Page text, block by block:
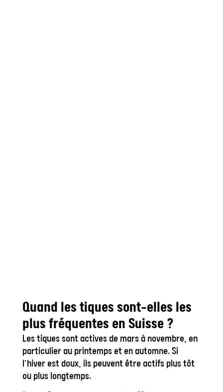
Quand les tiques sont-elles les
plus fréquentes en Suisse ?
Les tiques sont actives de mars à novembre, en
particulier au printemps et en automne. Si
l’hiver est doux, ils peuvent être actifs plus tôt
ou plus longtemps.